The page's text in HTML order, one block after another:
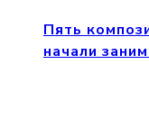
Пять
начали